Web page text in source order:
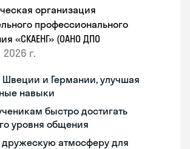
организация
профессионального
«СКАЕНГ» (ОАНО ДПО
2026 г.
Швеции и Германии, улучшая
навыки
быстро достигать
уровня общения
дружескую атмосферу для